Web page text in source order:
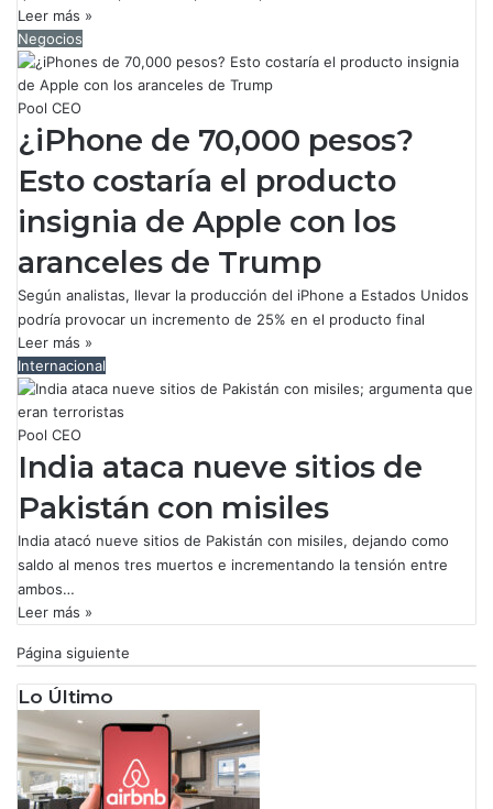
Leer más »
Negocios
Pool CEO
¿iPhone de 70,000 pesos?
Esto costaría el producto
insignia de Apple con los
aranceles de Trump
Según analistas, llevar la producción del iPhone a Estados Unidos
podría provocar un incremento de 25% en el producto final
Leer más »
Internacional
Pool CEO
India ataca nueve sitios de
Pakistán con misiles
India atacó nueve sitios de Pakistán con misiles, dejando como
saldo al menos tres muertos e incrementando la tensión entre
ambos…
Leer más »
Página siguiente
Lo Último